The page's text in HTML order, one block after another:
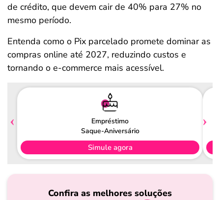
de crédito, que devem cair de 40% para 27% no
mesmo período.
Entenda como o Pix parcelado promete dominar as
compras online até 2027, reduzindo custos e
tornando o e-commerce mais acessível.
Empréstimo
Saque-Aniversário
Simule agora
Confira as melhores soluções